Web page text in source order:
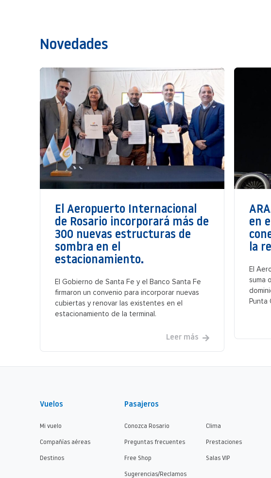
Novedades
El Aeropuerto Internacional
de Rosario incorporará más de
300 nuevas estructuras de
sombra en el
estacionamiento.
El Gobierno de Santa Fe y el Banco Santa Fe
firmaron un convenio para incorporar nuevas
cubiertas y renovar las existentes en el
estacionamiento de la terminal.
Leer más
en
la
El
suma
Punta
Vuelos
Mi vuelo
Compañías aéreas
Destinos
Pasajeros
Conozca Rosario Clima
Preguntas frecuentes Prestaciones
Free Shop Salas VIP
Sugerencias/Reclamos